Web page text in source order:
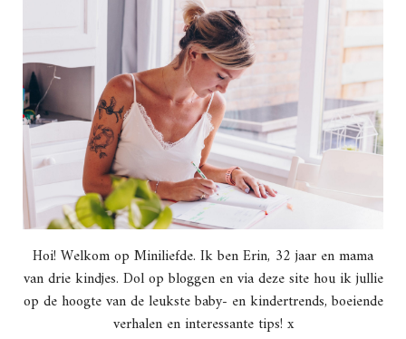
Hoi! Welkom op Miniliefde. Ik ben Erin, 32 jaar en mama
van drie kindjes. Dol op bloggen en via deze site hou ik jullie
op de hoogte van de leukste baby- en kindertrends, boeiende
verhalen en interessante tips! x